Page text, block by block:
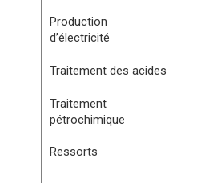
Production
d’électricité
Traitement des acides
Traitement
pétrochimique
Ressorts